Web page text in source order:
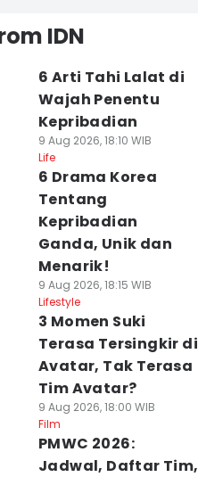
IDN
6 Arti Tahi Lalat di
Wajah Penentu
Kepribadian
9 Aug 2026, 18:10 WIB
Life
6 Drama Korea
Tentang
Kepribadian
Ganda, Unik dan
Menarik!
9 Aug 2026, 18:15 WIB
Lifestyle
3 Momen Suki
Terasa Tersingkir di
Avatar, Tak Terasa
Tim Avatar?
9 Aug 2026, 18:00 WIB
Film
PMWC 2026:
Jadwal, Daftar Tim,